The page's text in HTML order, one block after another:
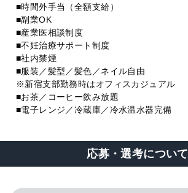
■時間外手当（全額支給）
■副業OK
■産業医相談制度
■不妊治療サポート制度
■社内禁煙
■服装／髪型／髪色／ネイル自由
※新宿支部勤務時はオフィスカジュアル
■お茶／コーヒー飲み放題
■電子レンジ／冷蔵庫／冷水温水器完備
応募・選考について